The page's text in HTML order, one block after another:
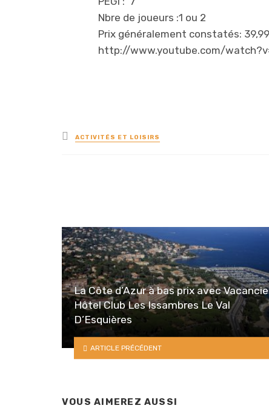
Nbre de joueurs :1 ou 2
Prix généralement constatés:
http://www.youtube.com/
Posted
in
ACTIVITÉS ET LOISIRS
La Côte d’Azur à bas prix avec
Hôtel Club Les Issambres Le Val
D’Esquières
ARTICLE PRÉCÉDENT
VOUS AIMEREZ AUSSI